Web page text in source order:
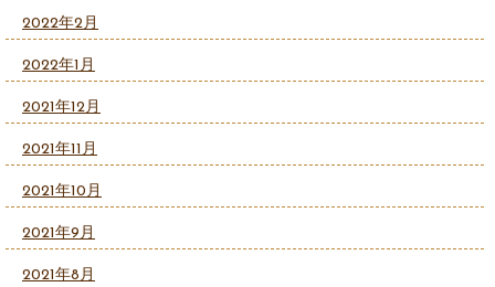
2022年2月
2022年1月
2021年12月
2021年11月
2021年10月
2021年9月
2021年8月